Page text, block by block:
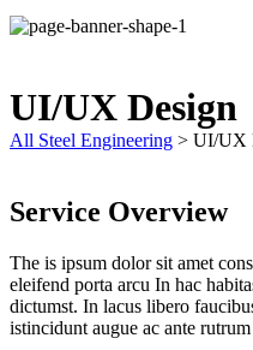
UI/UX Design
All Steel Engineering > UI/UX
Service Overview
The is ipsum dolor sit amet
eleifend porta arcu In hac
dictumst. In lacus libero
istincidunt augue ac ante